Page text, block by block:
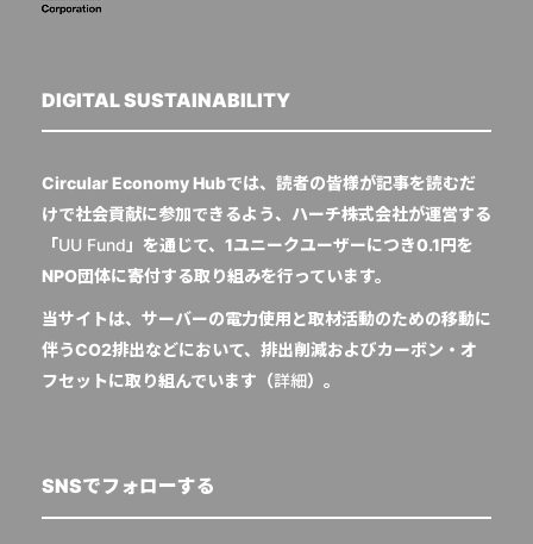
DIGITAL SUSTAINABILITY
Circular Economy Hubでは、読者の皆様が記事を読むだ
けで社会貢献に参加できるよう、ハーチ株式会社が運営する
「UU Fund 」を通じて、1ユニークユーザーにつき0.1円を
NPO団体に寄付する取り組みを行っています。
当サイトは、サーバーの電力使用と取材活動のための移動に
伴うCO2排出などにおいて、排出削減およびカーボン・オ
フセットに取り組んでいます（詳細）。
SNSでフォローする